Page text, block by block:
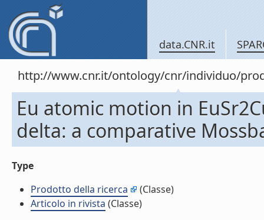
data.CNR.it
http://www.cnr.it/ontology/cnr/individuo/
Eu atomic motion in
delta: a comparative
Type
Prodotto della ricerca
(Classe)
Articolo in rivista (Classe)